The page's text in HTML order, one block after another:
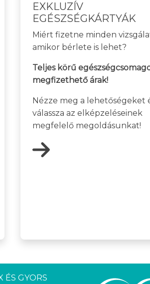
EXKLUZÍV
EGÉSZSÉGKÁRTYÁK
Miért fizetne minden
amikor bérlete is lehet?
Teljes körű
megfizethető árak!
Nézze meg a lehetőségeket
válassza az elképzeléseinek
megfelelő megoldásunkat!
ÉS GYORS